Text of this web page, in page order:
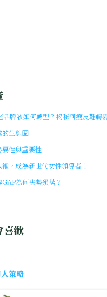
品牌該如何轉型？揭秘阿瘦皮鞋轉
的生態圈
性與重要性
，成為新世代女性領導者！
為何失勢殞落？
喜歡
策略